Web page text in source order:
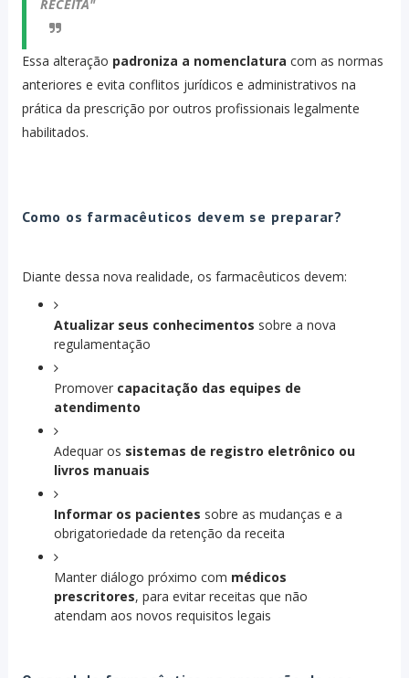
RECEITA"
Essa alteração padroniza a nomenclatura com as normas
anteriores e evita conflitos jurídicos e administrativos na
prática da prescrição por outros profissionais legalmente
habilitados.
Como os farmacêuticos devem se preparar?
Diante dessa nova realidade, os farmacêuticos devem:
Atualizar seus conhecimentos sobre a nova
regulamentação
Promover capacitação das equipes de
atendimento
Adequar os sistemas de registro eletrônico ou
livros manuais
Informar os pacientes sobre as mudanças e a
obrigatoriedade da retenção da receita
Manter diálogo próximo com médicos
prescritores, para evitar receitas que não
atendam aos novos requisitos legais